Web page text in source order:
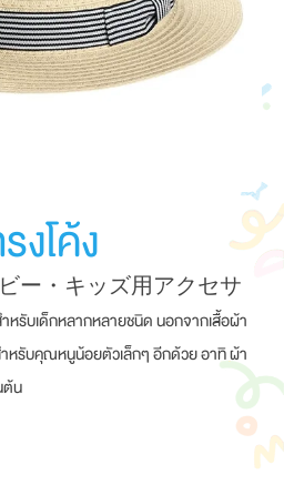
โค้ง
(ベビー・キッズ用アクセサ
หรับเด็กหลากหลายชนิด นอกจากเสื้อผ้า
ำหรับคุณหนูน้อยตัวเล็กๆ อีกด้วย อาทิ ผ้า
ต้น